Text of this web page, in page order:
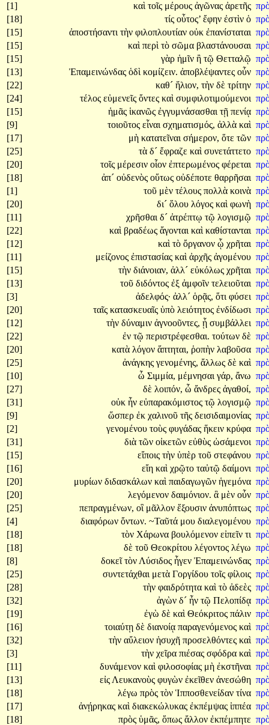
[1]
καὶ τοῖς μέρους ἀγῶνας ἀρετῆς
[18]
τίς οὗτος’ ἔφην ἐστὶν ὁ
[15]
ἀποστήσαντι τὴν φιλοπλουτίαν οὐκ ἐπανίσταται
[15]
καὶ περὶ τὸ σῶμα βλαστάνουσαι
[15]
γὰρ ἡμῖν ἢ τῷ Θετταλῷ
[13]
Ἐπαμεινώνδας ὁδὶ κομίζειν. ἀποβλέψαντες οὖν
[22]
καθ´ ἥλιον, τὴν δὲ τρίτην
[24]
τέλος εὐμενεῖς ὄντες καὶ συμφιλοτιμούμενοι
[15]
ἡμᾶς ἱκανῶς ἐγγυμνάσασθαι τῇ πενίᾳ
[9]
τοιοῦτος εἶναι σχηματισμός, ἀλλὰ καὶ
[17]
μὴ κατατεῖναι σήμερον, ὅτε τῶν
[25]
τὰ δ´ ἔφραζε καὶ συνετάττετο
[20]
τοῖς μέρεσιν οἷον ἐπτερωμένος φέρεται
[18]
ἀπ´ οὐδενὸς οὕτως οὐδέποτε θαρρῆσαι
[1]
τοῦ μὲν τέλους πολλὰ κοινὰ
[20]
δι´ ὅλου λόγος καὶ φωνὴ
[11]
χρῆσθαι δ´ ἀτρέπτῳ τῷ λογισμῷ
[22]
καὶ βραδέως ἄγονται καὶ καθίστανται
[12]
καὶ τὸ ὄργανον ᾧ χρῆται
[11]
μείζονος ἐπιστασίας καὶ ἀρχῆς ἀγομένου
[15]
τὴν διάνοιαν, ἀλλ´ εὐκόλως χρῆται
[13]
τοῦ διδόντος ἐξ ἀμφοῖν τελειοῦται
[3]
ἀδελφός· ἀλλ´ ὁρᾷς, ὅτι φύσει
[20]
ταῖς κατασκευαῖς ὑπὸ λειότητος ἐνδίδωσι
[12]
τὴν δύναμιν ἀγνοοῦντες, ᾗ συμβάλλει
[22]
ἐν τῷ περιστρέφεσθαι. τούτων δὲ
[20]
κατὰ λόγον ἅπτηται, ῥοπὴν λαβοῦσα
[25]
ἀνάγκης γενομένης, ἄλλως δὲ καὶ
[10]
ὦ Σιμμία, μέμνησαι γάρ, ἄνω
[27]
δὲ λοιπόν, ὦ ἄνδρες ἀγαθοί,
[31]
οὐκ ἦν εὐπαρακόμιστος τῷ λογισμῷ
[9]
ὥσπερ ἐκ χαλινοῦ τῆς δεισιδαιμονίας
[2]
γενομένου τοὺς φυγάδας ἥκειν κρύφα
[31]
διὰ τῶν οἰκετῶν εὐθὺς ὠσάμενοι
[15]
εἴποις τὴν ὑπὲρ τοῦ στεφάνου
[16]
εἴη καὶ χρῷτο ταὐτῷ δαίμονι
[20]
μυρίων διδασκάλων καὶ παιδαγωγῶν ἡγεμόνα
[20]
λεγόμενον δαιμόνιον. ἃ μὲν οὖν
[25]
πεπραγμένων, οἳ μᾶλλον ἕξουσιν ἀνυπόπτως
[4]
διαφόρων ὄντων. ~Ταῦτά μου διαλεγομένου
[18]
τὸν Χάρωνα βουλόμενον εἰπεῖν τι
[18]
δὲ τοῦ Θεοκρίτου λέγοντος λέγω
[8]
δοκεῖτὸν Λύσιδος ἦγεν Ἐπαμεινώνδας
[25]
συντετάχθαι μετὰ Γοργίδου τοῖς φίλοις
[28]
τὴν φαιδρότητα καὶ τὸ ἀδεὲς
[32]
ἀγὼν δ´ ἦν τῷ Πελοπίδᾳ
[19]
ἐγὼ δὲ καὶ Θεόκριτος πάλιν
[16]
τοιαύτῃ δὲ διανοίᾳ παραγενόμενος καὶ
[32]
τὴν αὔλειον ἡσυχῆ προσελθόντες καὶ
[3]
τὴν χεῖρα πιέσας σφόδρα καὶ
[11]
δυνάμενον καὶ φιλοσοφίας μὴ ἐκστῆναι
[13]
εἰς Λευκανοὺς φυγὼν ἐκεῖθεν ἀνεσώθη
[18]
λέγω πρὸς τὸν Ἱπποσθενείδαν τίνα
[17]
ἀνῄρηκας καὶ διακεκώλυκας ἐκπέμψας ἱππέα
[18]
πρὸς ὑμᾶς, ὅπως ἄλλον ἐκπέμπητε